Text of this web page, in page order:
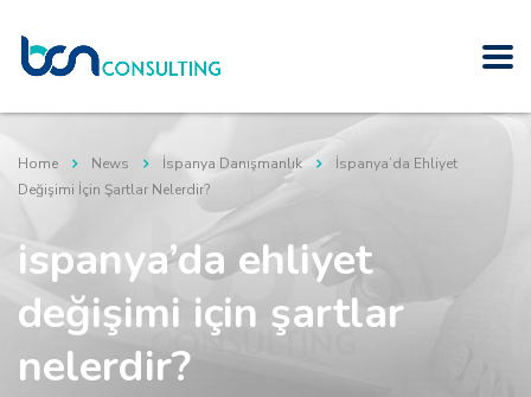
Home News İspanya Danışmanlık
İspanya’da Ehliyet
Değişimi İçin Şartlar Nelerdir?
i̇spanya’da ehliyet
değişimi i̇çin şartlar
nelerdir?